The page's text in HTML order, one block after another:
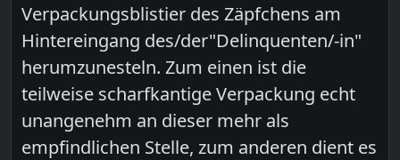
Verpackungsblistier des Zäpfchens am
Hintereingang des/der"Delinquenten/-in"
herumzunesteln. Zum einen ist die
teilweise scharfkantige Verpackung echt
unangenehm an dieser mehr als
empfindlichen Stelle, zum anderen dient es